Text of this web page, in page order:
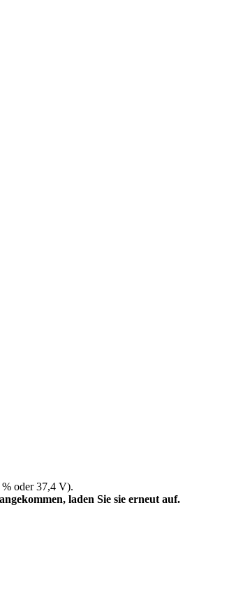
% oder 37,4 V).
laden Sie sie erneut auf.